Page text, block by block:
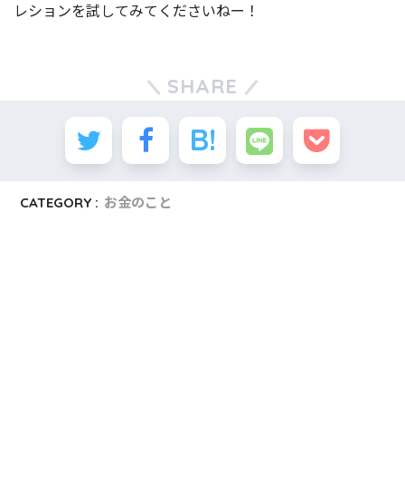
レションを試してみてくださいねー！
SHARE
CATEGORY : お金のこと